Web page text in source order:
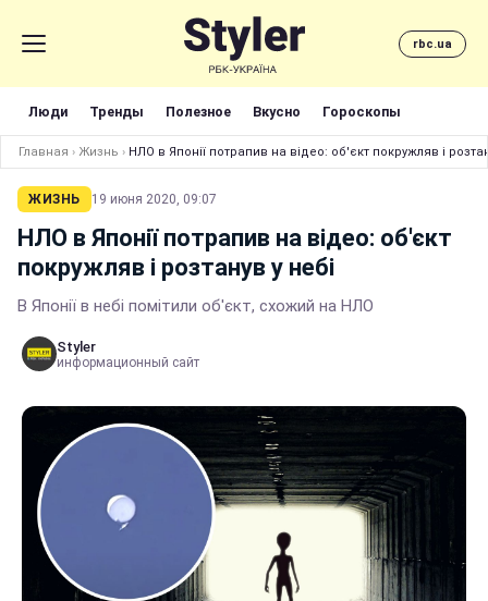
rbc.ua
Люди Тренды Полезное Вкусно Гороскопы
Главная › Жизнь › НЛО в Японії потрапив на відео: об'єкт покружляв і
ЖИЗНЬ 19 июня 2020, 09:07
НЛО в Японії потрапив на відео: об'єкт
покружляв і розтанув у небі
В Японії в небі помітили об'єкт, схожий на НЛО
Styler
информационный сайт